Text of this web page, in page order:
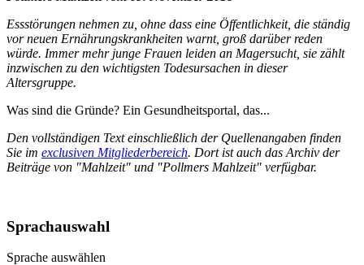
Essstörungen nehmen zu, ohne dass eine Öffentlichkeit, die ständig
vor neuen Ernährungskrankheiten warnt, groß darüber reden
würde. Immer mehr junge Frauen leiden an Magersucht, sie zählt
inzwischen zu den wichtigsten Todesursachen in dieser
Altersgruppe.
Was sind die Gründe? Ein Gesundheitsportal, das...
Den vollständigen Text einschließlich der Quellenangaben finden
Sie im exclusiven Mitgliederbereich. Dort ist auch das Archiv der
Beiträge von "Mahlzeit" und "Pollmers Mahlzeit" verfügbar.
Sprachauswahl
Sprache auswählen